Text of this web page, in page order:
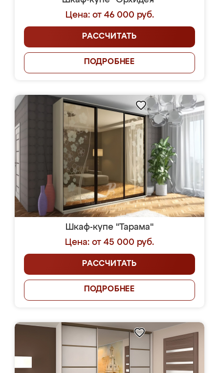
Цена: от 46 000 руб.
РАССЧИТАТЬ
ПОДРОБНЕЕ
Шкаф-купе "Тарама"
Цена: от 45 000 руб.
РАССЧИТАТЬ
ПОДРОБНЕЕ